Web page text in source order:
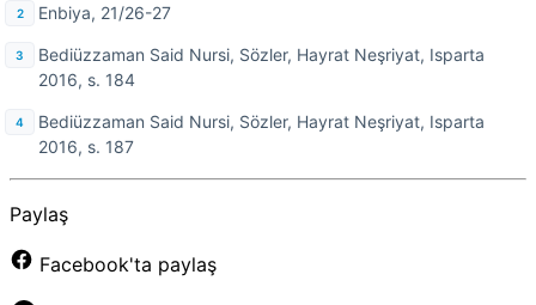
Enbiya, 21/26-27
Bediüzzaman Said Nursi, Sözler, Hayrat Neşriyat, Isparta
2016, s. 184
Bediüzzaman Said Nursi, Sözler, Hayrat Neşriyat, Isparta
2016, s. 187
Paylaş
Facebook'ta paylaş